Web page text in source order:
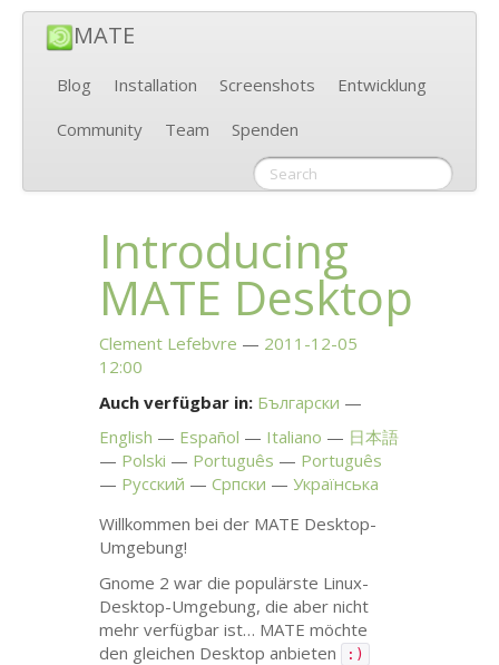
MATE
Blog Installation Screenshots
Entwicklung
Community
Team Spenden
Introducing
MATE Desktop
Clement Lefebvre
2011-12-05
12:00
Auch verfügbar in: Български
English
Español Italiano
日本語
Polski
Português
Português
Русский
Српски
Українська
Willkommen bei der MATE Desktop-
Umgebung!
Gnome 2 war die populärste Linux-
Desktop-Umgebung, die aber nicht
mehr verfügbar ist… MATE möchte
den gleichen Desktop anbieten
:)